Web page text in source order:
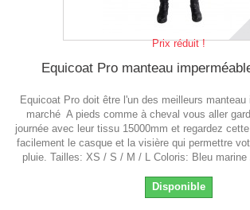
Prix réduit !
Equicoat Pro manteau
Equicoat Pro doit être l'un des meilleurs manteau
marché A pieds comme à cheval vous aller
journée avec leur tissu 15000mm et regardez
facilement le casque et la visière qui permettre
pluie. Tailles: XS / S / M / L Coloris: Bleu marine
Disponible